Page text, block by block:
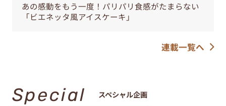
あの感動をもう一度！パリパリ食感がたまらない
「ビエネッタ風アイスケーキ」
連載一覧へ
Special スペシャル企画